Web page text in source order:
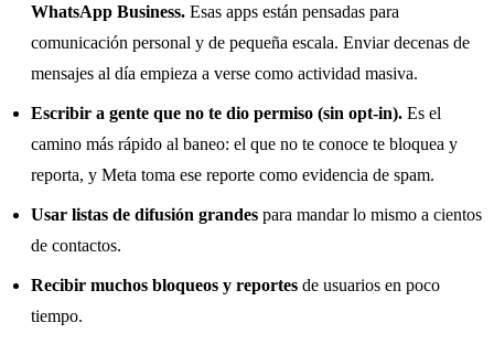
WhatsApp Business. Esas apps están pensadas para
comunicación personal y de pequeña escala. Enviar decenas de
mensajes al día empieza a verse como actividad masiva.
Escribir a gente que no te dio permiso (sin opt-in). Es el
camino más rápido al baneo: el que no te conoce te bloquea y
reporta, y Meta toma ese reporte como evidencia de spam.
Usar listas de difusión grandes para mandar lo mismo a cientos
de contactos.
Recibir muchos bloqueos y reportes de usuarios en poco
tiempo.